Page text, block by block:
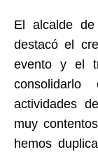
El alcalde de
destacó el
evento y el
actividades
muy
hemos